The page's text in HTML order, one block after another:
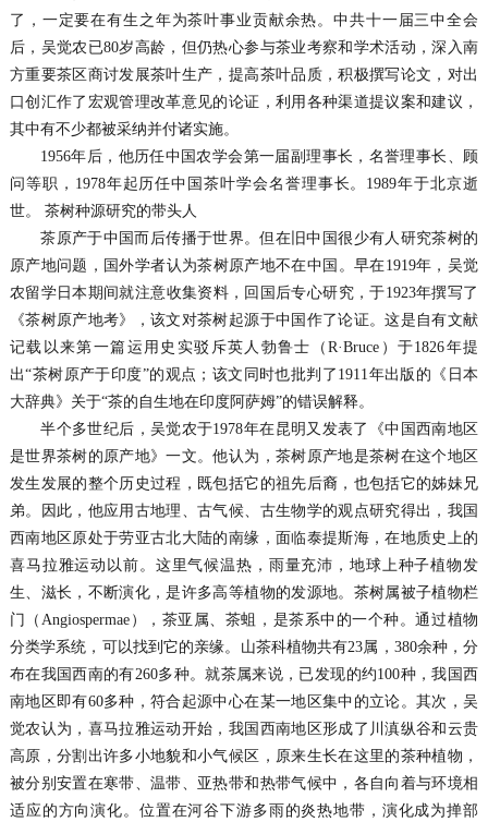
了，一定要在有生之年为茶叶事业贡献余热。中共十一届三中全会
后，吴觉农已80岁高龄，但仍热心参与茶业考察和学术活动，深入南
方重要茶区商讨发展茶叶生产，提高茶叶品质，积极撰写论文，对出
口创汇作了宏观管理改革意见的论证，利用各种渠道提议案和建议，
其中有不少都被采纳并付诸实施。
1956年后，他历任中国农学会第一届副理事长，名誉理事长、顾
问等职，1978年起历任中国茶叶学会名誉理事长。1989年于北京逝
世。 茶树种源研究的带头人
茶原产于中国而后传播于世界。但在旧中国很少有人研究茶树的
原产地问题，国外学者认为茶树原产地不在中国。早在1919年，吴觉
农留学日本期间就注意收集资料，回国后专心研究，于1923年撰写了
《茶树原产地考》，该文对茶树起源于中国作了论证。这是自有文献
记载以来第一篇运用史实驳斥英人勃鲁士（R·Bruce）于1826年提
出“茶树原产于印度”的观点；该文同时也批判了1911年出版的《日本
大辞典》关于“茶的自生地在印度阿萨姆”的错误解释。
半个多世纪后，吴觉农于1978年在昆明又发表了《中国西南地区
是世界茶树的原产地》一文。他认为，茶树原产地是茶树在这个地区
发生发展的整个历史过程，既包括它的祖先后裔，也包括它的姊妹兄
弟。因此，他应用古地理、古气候、古生物学的观点研究得出，我国
西南地区原处于劳亚古北大陆的南缘，面临泰提斯海，在地质史上的
喜马拉雅运动以前。这里气候温热，雨量充沛，地球上种子植物发
生、滋长，不断演化，是许多高等植物的发源地。茶树属被子植物栏
门（Angiospermae），茶亚属、茶蛆，是茶系中的一个种。通过植物
分类学系统，可以找到它的亲缘。山茶科植物共有23属，380余种，分
布在我国西南的有260多种。就茶属来说，已发现的约100种，我国西
南地区即有60多种，符合起源中心在某一地区集中的立论。其次，吴
觉农认为，喜马拉雅运动开始，我国西南地区形成了川滇纵谷和云贵
高原，分割出许多小地貌和小气候区，原来生长在这里的茶种植物，
被分别安置在寒带、温带、亚热带和热带气候中，各自向着与环境相
适应的方向演化。位置在河谷下游多雨的炎热地带，演化成为掸部